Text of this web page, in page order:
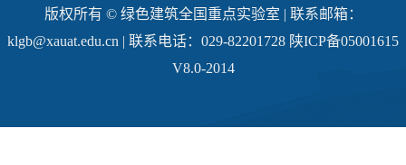
版权所有 © 绿色建筑全国重点实验室 | 联系邮箱：
klgb@xauat.edu.cn | 联系电话：029-82201728 陕ICP备05001615
V8.0-2014